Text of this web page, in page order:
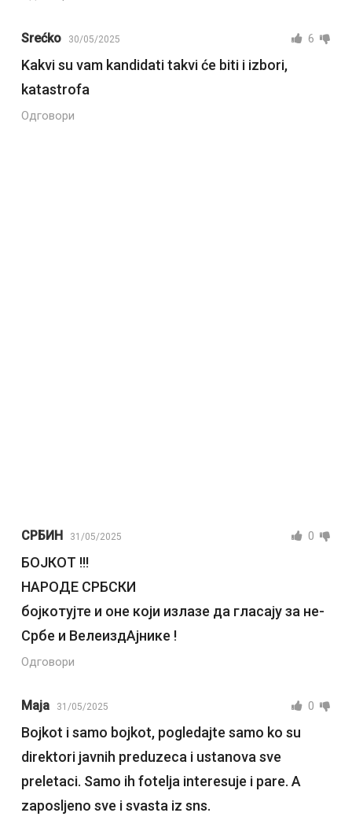
Srećko 30/05/2025 6
Kakvi su vam kandidati takvi će biti i izbori,
katastrofa
Одговори
СРБИН 31/05/2025 0
БОЈКОТ !!!
НАРОДЕ СРБСКИ
бојкотујте и оне који излазе да гласају за не-
Србе и ВелеиздАјнике !
Одговори
Maja 31/05/2025 0
Bojkot i samo bojkot, pogledajte samo ko su
direktori javnih preduzeca i ustanova sve
preletaci. Samo ih fotelja interesuje i pare. A
zaposljeno sve i svasta iz sns.